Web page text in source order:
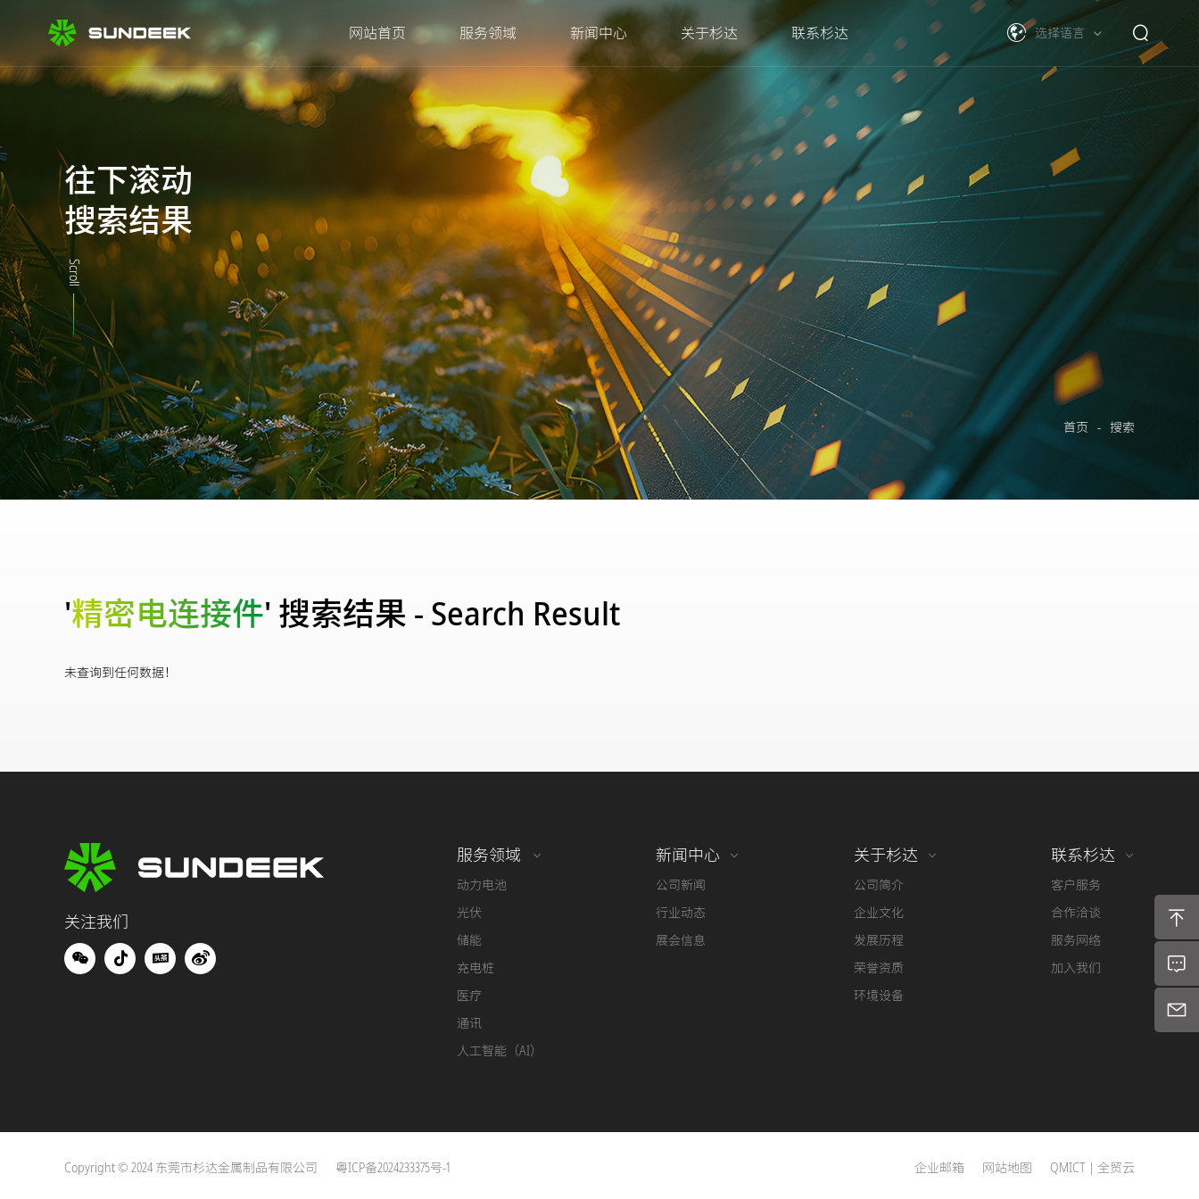
网站首页 服务领域 新闻中心 关于杉达 联系杉达 选择语言
首页 - 搜索
往下滚动
搜索结果
Scroll
'精密电连接件' 搜索结果 - Search Result
未查询到任何数据！
关注我们
服务领域
动力电池
光伏
储能
充电桩
医疗
通讯
人工智能（AI）
新闻中心
公司新闻
行业动态
展会信息
关于杉达
公司简介
企业文化
发展历程
荣誉资质
环境设备
联系杉达
客户服务
合作洽谈
服务网络
加入我们
Copyright © 2024 东莞市杉达金属制品有限公司 粤ICP备2024233375号-1 企业邮箱 网站地图 QMICT | 全贸云